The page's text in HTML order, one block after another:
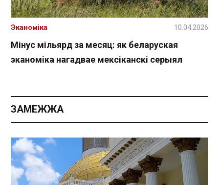
Мінус мільярд за месяц: як беларуская
эканоміка нагадвае мексіканскі серыял
Эканоміка 10.04.2026
ЗАМЕЖЖА